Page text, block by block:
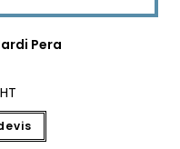
Pera
HT